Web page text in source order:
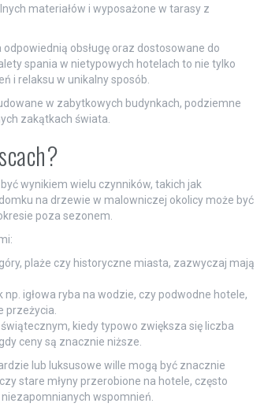
materiałów i wyposażone w tarasy z
obsługę oraz dostosowane do
spania w nietypowych hotelach to nie tylko
i relaksu w unikalny sposób.
w zabytkowych budynkach, podziemne
zakątkach świata.
wynikiem wielu czynników, takich jak
na drzewie w malowniczej okolicy może być
poza sezonem.
plaże czy historyczne miasta, zazwyczaj mają
igło­wa ryba na wodzie, czy podwodne hotele,
przeżycia.
kiedy typowo zwiększa się liczba
ceny są znacznie niższe.
lub luksusowe wille mogą być znacznie
stare młyny przerobione na hotele, często
wspomnień.